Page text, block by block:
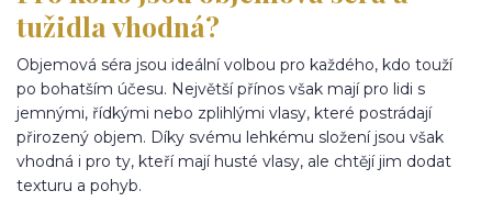
tužidla vhodná?
Objemová séra jsou ideální volbou pro každého, kdo touží
po bohatším účesu. Největší přínos však mají pro lidi s
jemnými, řídkými nebo zplihlými vlasy, které postrádají
přirozený objem. Díky svému lehkému složení jsou však
vhodná i pro ty, kteří mají husté vlasy, ale chtějí jim dodat
texturu a pohyb.